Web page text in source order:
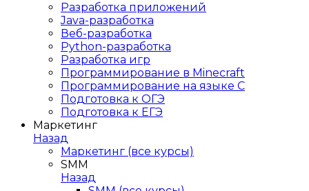
Разработка приложений
Java-разработка
Веб-разработка
Python-разработка
Разработка игр
Программирование в Minecraft
Программирование на языке C
Подготовка к ОГЭ
Подготовка к ЕГЭ
Маркетинг
Назад
Маркетинг (все курсы)
SMM
Назад